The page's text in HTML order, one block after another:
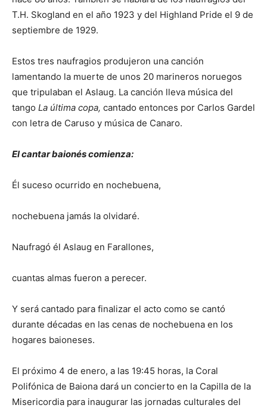
T.H. Skogland en el año 1923 y del Highland Pride el 9 de
septiembre de 1929.
Estos tres naufragios produjeron una canción
lamentando la muerte de unos 20 marineros noruegos
que tripulaban el Aslaug. La canción lleva música del
tango La última copa, cantado entonces por Carlos Gardel
con letra de Caruso y música de Canaro.
El cantar baionés comienza:
Él suceso ocurrido en nochebuena,
nochebuena jamás la olvidaré.
Naufragó él Aslaug en Farallones,
cuantas almas fueron a perecer.
Y será cantado para finalizar el acto como se cantó
durante décadas en las cenas de nochebuena en los
hogares baioneses.
El próximo 4 de enero, a las 19:45 horas, la Coral
Polifónica de Baiona dará un concierto en la Capilla de la
Misericordia para inaugurar las jornadas culturales del